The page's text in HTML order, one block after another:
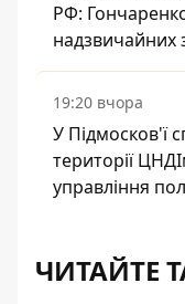
РФ:
надзвичайних
19:20 вчора
У Підмосков'ї
території
управління
ЧИТАЙТЕ